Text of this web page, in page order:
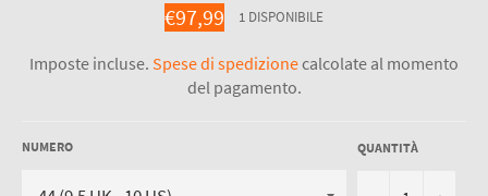
Prezzo
di
€97,99 1 DISPONIBILE
Imposte incluse. Spese di spedizionecalcolate al momento
del pagamento.
NUMERO QUANTITÀ